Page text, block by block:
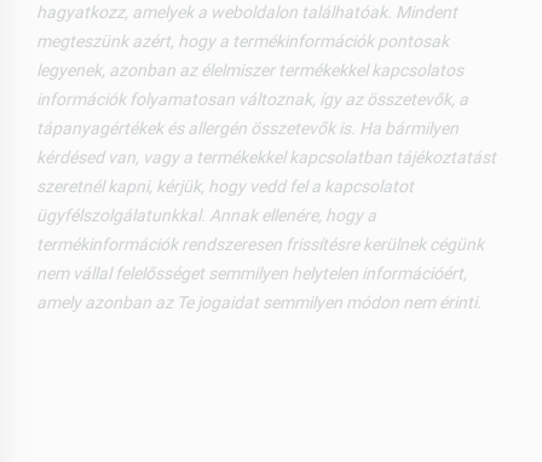
hagyatkozz, amelyek a weboldalon találhatóak. Mindent
megteszünk azért, hogy a termékinformációk pontosak
legyenek, azonban az élelmiszer termékekkel kapcsolatos
információk folyamatosan változnak, így az összetevők, a
tápanyagértékek és allergén összetevők is. Ha bármilyen
kérdésed van, vagy a termékekkel kapcsolatban tájékoztatást
szeretnél kapni, kérjük, hogy vedd fel a kapcsolatot
ügyfélszolgálatunkkal. Annak ellenére, hogy a
termékinformációk rendszeresen frissítésre kerülnek cégünk
nem vállal felelősséget semmilyen helytelen információért,
amely azonban az Te jogaidat semmilyen módon nem érinti.